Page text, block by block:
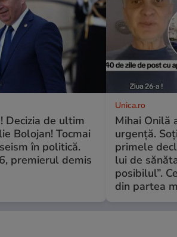
Decizia de ultim
Bolojan! Tocmai
în politică.
premierul demis
Unica.ro
Mihai Onilă
urgență.
primele
lui de
posibilul”.
din partea